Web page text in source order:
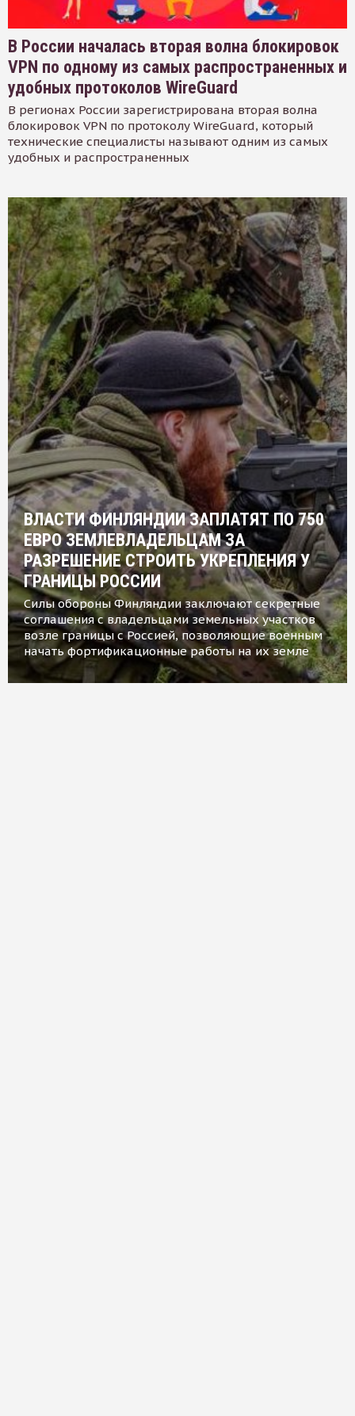
В России началась вторая волна блокировок
VPN по одному из самых распространенных и
удобных протоколов WireGuard
В регионах России зарегистрирована вторая волна
блокировок VPN по протоколу WireGuard, который
технические специалисты называют одним из самых
удобных и распространенных
ВЛАСТИ ФИНЛЯНДИИ ЗАПЛАТЯТ ПО 750
ЕВРО ЗЕМЛЕВЛАДЕЛЬЦАМ ЗА
РАЗРЕШЕНИЕ СТРОИТЬ УКРЕПЛЕНИЯ У
ГРАНИЦЫ РОССИИ
Силы обороны Финляндии заключают секретные
соглашения с владельцами земельных участков
возле границы с Россией, позволяющие военным
начать фортификационные работы на их земле